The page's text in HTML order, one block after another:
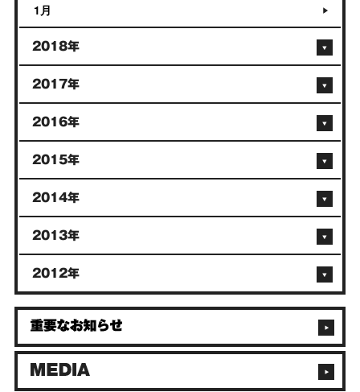
1月
2018年
2017年
2016年
2015年
2014年
2013年
2012年